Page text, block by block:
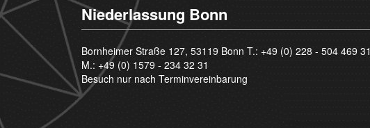
Niederlassung Bonn
Bornheimer Straße 127, 53119 Bonn T.: +49 (0) 228 - 504 469 31
M.: +49 (0) 1579 - 234 32 31
Besuch nur nach Terminvereinbarung